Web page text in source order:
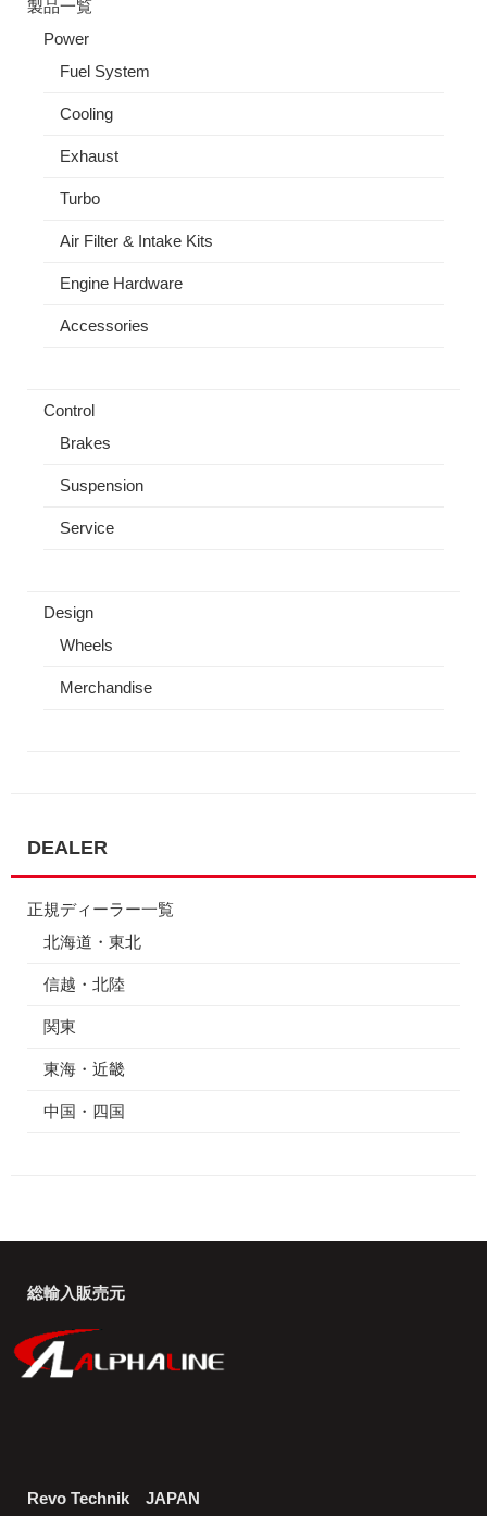
製品一覧
Power
Fuel System
Cooling
Exhaust
Turbo
Air Filter & Intake Kits
Engine Hardware
Accessories
Control
Brakes
Suspension
Service
Design
Wheels
Merchandise
DEALER
正規ディーラー一覧
北海道・東北
信越・北陸
関東
東海・近畿
中国・四国
総輸入販売元
Revo Technik JAPAN